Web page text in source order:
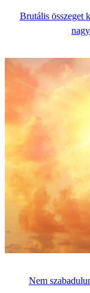
Brutális összeget
Nem